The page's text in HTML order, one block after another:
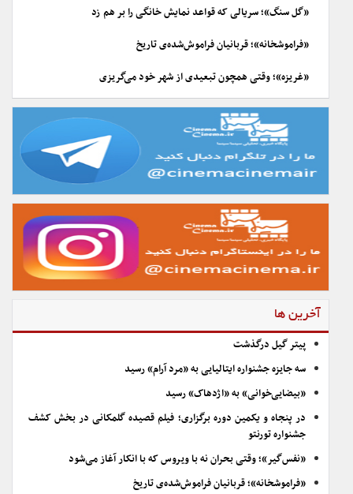
«گل سنگ»؛ سریالی که قواعد نمایش خانگی را بر هم زد
«فراموشخانه»؛ قربانیان فراموش‌شده‌ی تاریخ
«غریزه»؛ وقتی همچون تبعیدی از شهر خود می‌گریزی
آخرین ها
پیتر گیل درگذشت
سه جایزه جشنواره ایتالیایی به «مرد آرام» رسید
«بیضایی‌خوانی» به «اژدهاک» رسید
در پنجاه و یکمین دوره برگزاری؛ فیلم قصیده گلمکانی در بخش کشف
جشنواره تورنتو
«نفس‌گیر»؛ وقتی بحران نه با ویروس که با انکار آغاز می‌شود
«فراموشخانه»؛ قربانیان فراموش‌شده‌ی تاریخ